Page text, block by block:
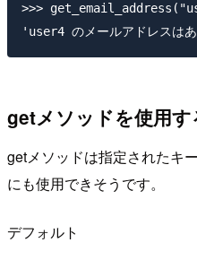
>>>
getメソッドを使用
getメソッドは指定されたキ
にも使用できそうです。
デフォルト